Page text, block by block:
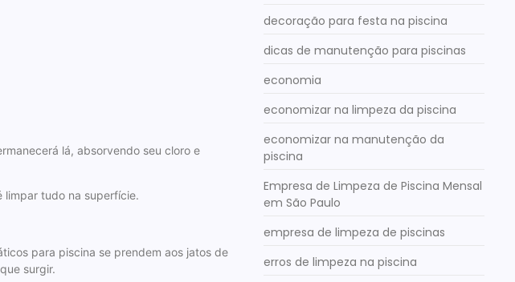
lá, absorvendo seu cloro e
limpar tudo na superfície.
para piscina se prendem aos jatos de
surgir.
decoração para festa na piscina
dicas de manutenção para piscinas
economia
economizar na limpeza da piscina
economizar na manutenção da
piscina
Empresa de Limpeza de Piscina Mensal
em São Paulo
empresa de limpeza de piscinas
erros de limpeza na piscina